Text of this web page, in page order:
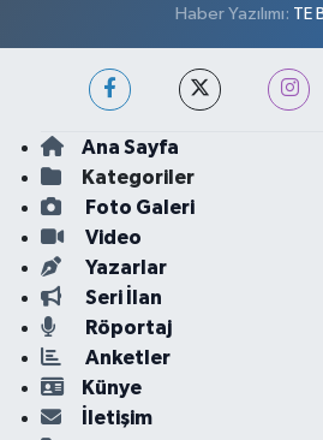
Haber Yazılımı: TE
Ana Sayfa
Kategoriler
Foto Galeri
Video
Yazarlar
Seri İlan
Röportaj
Anketler
Künye
İletişim